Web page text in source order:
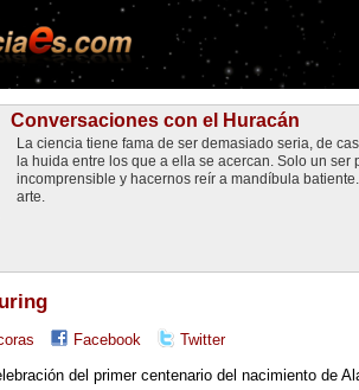
Conversaciones con el Huracán
La ciencia tiene fama de ser demasiado seria, de
la huida entre los que a ella se acercan. Solo un
incomprensible y hacernos reír a mandíbula
arte.
Facebook Twitter
del primer centenario del nacimiento de